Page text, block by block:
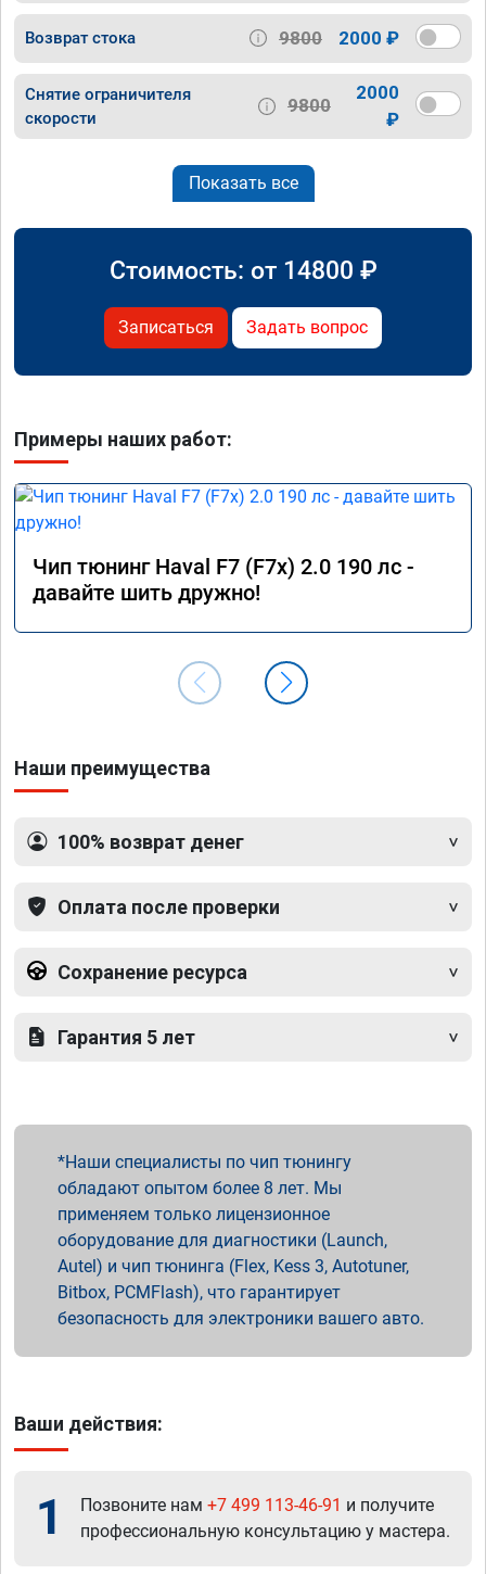
Возврат стока 9800 2000 ₽
Снятие ограничителя
скорости
9800
2000
₽
Показать все
Стоимость: от 14800 ₽
Записаться Задать вопрос
Примеры наших работ:
Чип тюнинг Haval F7 (F7x) 2.0 190 лс -
давайте шить дружно!
Наши преимущества
100% возврат денег
Оплата после проверки
Сохранение ресурса
Гарантия 5 лет
Наши специалисты по чип тюнингу
обладают опытом более 8 лет. Мы
применяем только лицензионное
оборудование для диагностики (Launch,
Autel) и чип тюнинга (Flex, Kess 3, Autotuner,
Bitbox, PCMFlash), что гарантирует
безопасность для электроники вашего авто.
Ваши действия:
1 Позвоните нам +7 499 113-46-91 и получите
профессиональную консультацию у мастера.